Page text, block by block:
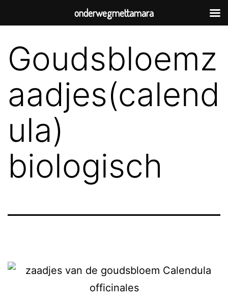
Goudsbloemz
aadjes(calend
ula)
biologisch
onderwegmettamara